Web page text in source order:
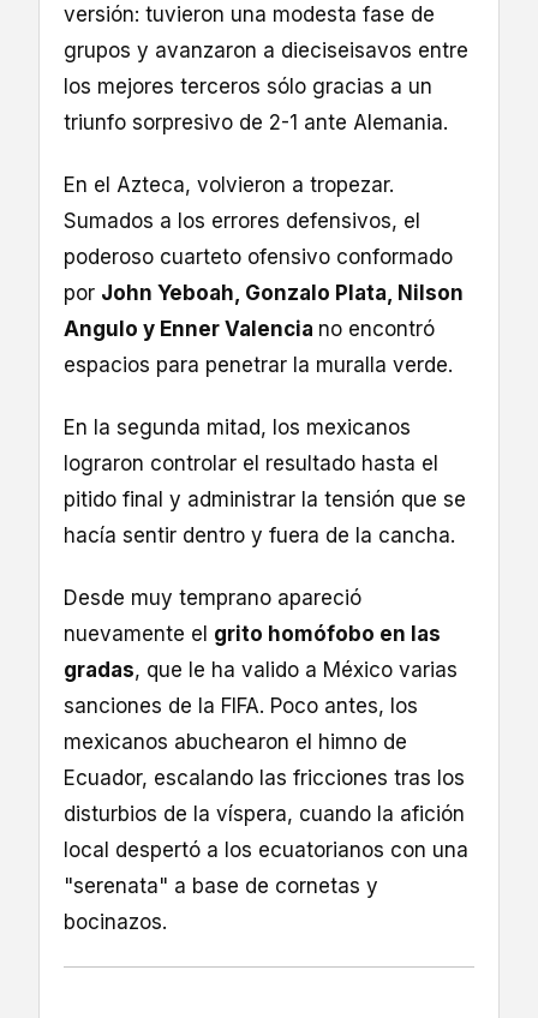
versión: tuvieron una modesta fase de
grupos y avanzaron a dieciseisavos entre
los mejores terceros sólo gracias a un
triunfo sorpresivo de 2-1 ante Alemania.
En el Azteca, volvieron a tropezar.
Sumados a los errores defensivos, el
poderoso cuarteto ofensivo conformado
por John Yeboah, Gonzalo Plata, Nilson
Angulo y Enner Valencia no encontró
espacios para penetrar la muralla verde.
En la segunda mitad, los mexicanos
lograron controlar el resultado hasta el
pitido final y administrar la tensión que se
hacía sentir dentro y fuera de la cancha.
Desde muy temprano apareció
nuevamente el grito homófobo en las
gradas, que le ha valido a México varias
sanciones de la FIFA. Poco antes, los
mexicanos abuchearon el himno de
Ecuador, escalando las fricciones tras los
disturbios de la víspera, cuando la afición
local despertó a los ecuatorianos con una
"serenata" a base de cornetas y
bocinazos.